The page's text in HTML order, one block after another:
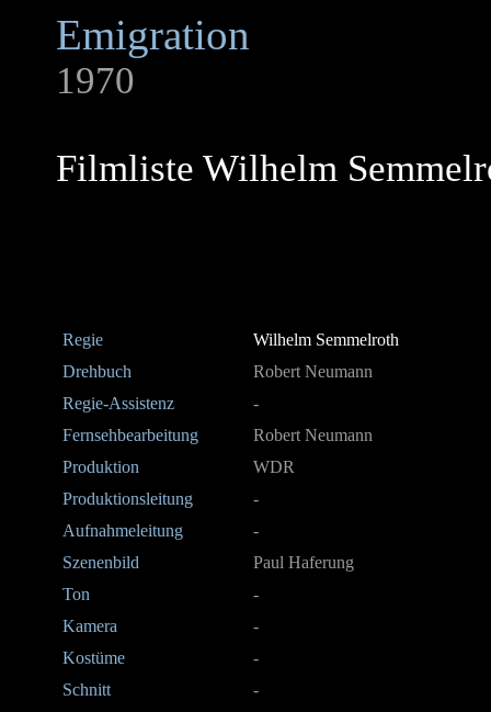
Emigration
1970
Filmliste Wilhelm
Regie
Wilhelm Semmelroth
Drehbuch
Robert Neumann
Regie-Assistenz
-
Fernsehbearbeitung
Robert Neumann
Produktion
WDR
Produktionsleitung
-
Aufnahmeleitung
-
Szenenbild
Paul Haferung
Ton
-
Kamera
-
Kostüme
-
Schnitt
-